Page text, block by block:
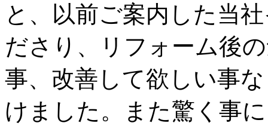
と、以前ご案内した当
ださり、リフォーム後
事、改善して欲しい事
けました。また驚く事